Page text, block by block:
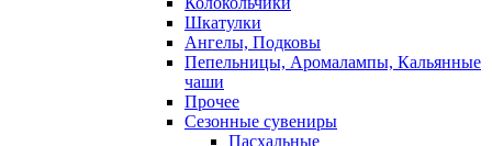
Шкатулки
Ангелы, Подковы
Пепельницы, Аромалампы, Кальянные
чаши
Прочее
Сезонные сувениры
Пасхальные